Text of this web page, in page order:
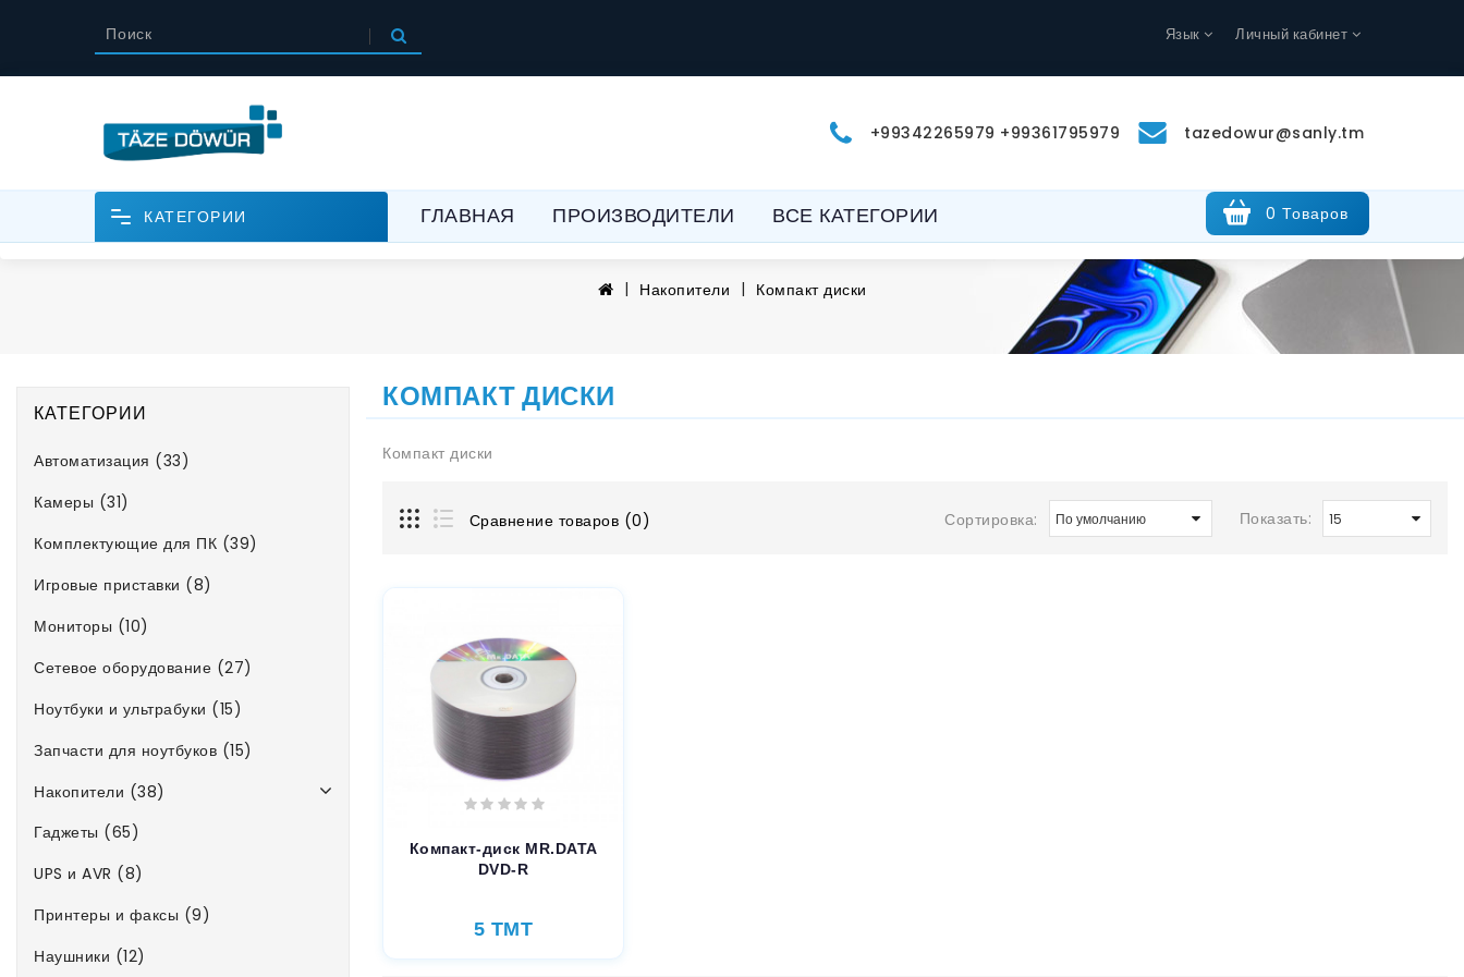
Язык Личный кабинет
+99342265979 +99361795979 tazedowur@sanly.tm
0 Товаров
КАТЕГОРИИ ГЛАВНАЯ ПРОИЗВОДИТЕЛИ ВСЕ КАТЕГОРИИ
Накопители Компакт диски
КАТЕГОРИИ
Автоматизация (33)
Камеры (31)
Комплектующие для ПК (39)
Игровые приставки (8)
Мониторы (10)
Сетевое оборудование (27)
Ноутбуки и ультрабуки (15)
Запчасти для ноутбуков (15)
Накопители (38)
Гаджеты (65)
UPS и AVR (8)
Принтеры и факсы (9)
Наушники (12)
КОМПАКТ ДИСКИ
Компакт диски
Сравнение товаров (0) Сортировка: Показать:
Компакт-диск MR.DATA
DVD-R
5 TMT